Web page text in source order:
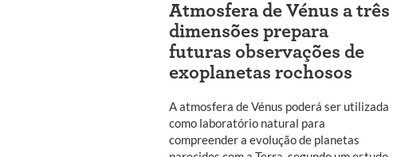
Atmosfera de Vénus a três
dimensões prepara
futuras observações de
exoplanetas rochosos
A atmosfera de Vénus poderá ser utilizada
como laboratório natural para
compreender a evolução de planetas